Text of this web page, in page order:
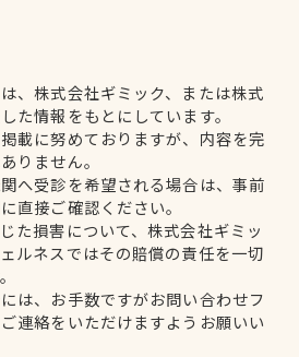
、株式会社ギミック、または株式
た情報をもとにしています。
載に努めておりますが、内容を完
りません。
へ受診を希望される場合は、事前
直接ご確認ください。
た損害について、株式会社ギミッ
ルネスではその賠償の責任を一切
は、お手数ですがお問い合わせフ
連絡をいただけますようお願いい